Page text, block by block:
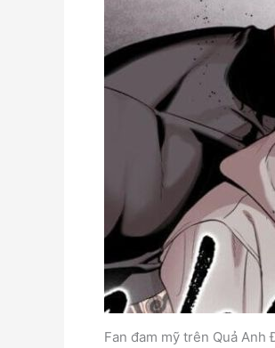
Fan đam mỹ trên Quả